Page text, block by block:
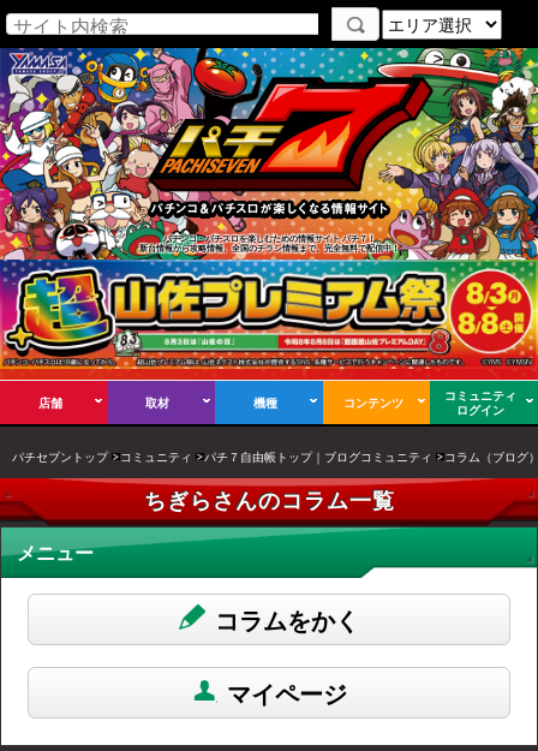
パチンコ・パチスロを楽しむための情報サイト パチ７！
新台情報から攻略情報、全国のチラシ情報まで、完全無料で配信中！
店舗 取材 機種 コンテンツ
コミュニティ
ログイン
パチセブントップ コミュニティ パチ７自由帳トップ｜ブログコミュニティ コラム（ブログ
ちぎらさんのコラム一覧
メニュー
コラムをかく
マイページ